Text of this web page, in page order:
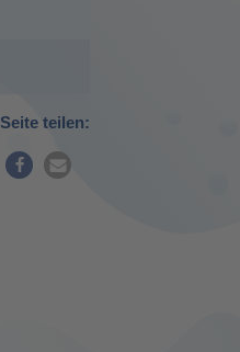
Seite teilen: